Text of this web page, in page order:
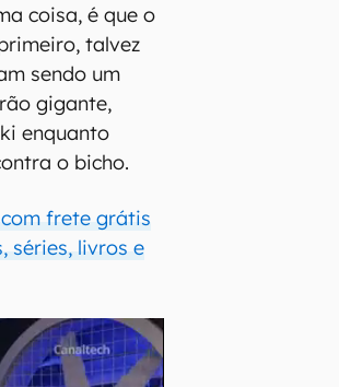
coisa, é que o
talvez
sendo um
gigante,
enquanto
o bicho.
frete grátis
séries, livros e